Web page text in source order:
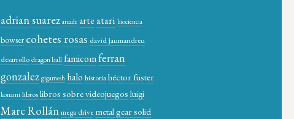
adrian suarez arcade arte atari biociencia
bowser cohetes rosas david jaumandreu
desarrollo dragon ball famicomferran
gonzalez gigamesh halo historiahéctor fuster
konami libroslibros sobre videojuegos luigi
Marc Rollánmega drive metal gear solid